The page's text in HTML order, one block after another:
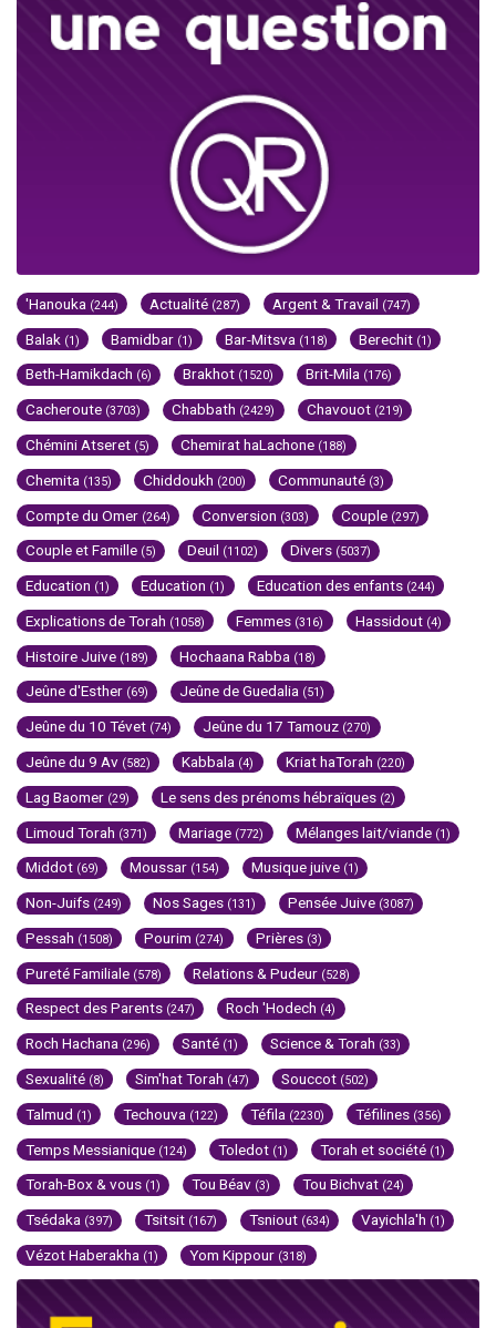
'Hanouka (244) Actualité (287) Argent & Travail (747)
Balak (1) Bamidbar (1) Bar-Mitsva (118) Berechit (1)
Beth-Hamikdach (6) Brakhot (1520) Brit-Mila (176)
Cacheroute (3703) Chabbath (2429) Chavouot (219)
Chémini Atseret (5) Chemirat haLachone (188)
Chemita (135) Chiddoukh (200) Communauté (3)
Compte du Omer (264) Conversion (303) Couple (297)
Couple et Famille (5) Deuil (1102) Divers (5037)
Education (1) Education (1) Education des enfants (244)
Explications de Torah (1058) Femmes (316) Hassidout (4)
Histoire Juive (189) Hochaana Rabba (18)
Jeûne d'Esther (69) Jeûne de Guedalia (51)
Jeûne du 10 Tévet (74) Jeûne du 17 Tamouz (270)
Jeûne du 9 Av (582) Kabbala (4) Kriat haTorah (220)
Lag Baomer (29) Le sens des prénoms hébraïques (2)
Limoud Torah (371) Mariage (772) Mélanges lait/viande (1)
Middot (69) Moussar (154) Musique juive (1)
Non-Juifs (249) Nos Sages (131) Pensée Juive (3087)
Pessah (1508) Pourim (274) Prières (3)
Pureté Familiale (578) Relations & Pudeur (528)
Respect des Parents (247) Roch 'Hodech (4)
Roch Hachana (296) Santé (1) Science & Torah (33)
Sexualité (8) Sim'hat Torah (47) Souccot (502)
Talmud (1) Techouva (122) Téfila (2230) Téfilines (356)
Temps Messianique (124) Toledot (1) Torah et société (1)
Torah-Box & vous (1) Tou Béav (3) Tou Bichvat (24)
Tsédaka (397) Tsitsit (167) Tsniout (634) Vayichla'h (1)
Vézot Haberakha (1) Yom Kippour (318)